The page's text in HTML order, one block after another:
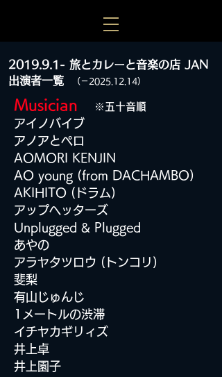
2019.9.1- 旅とカレーと音楽の店 JAN
出演者一覧
（－2025.12.14）
Musician ※ 五十音順
アイノバイブ
アノアとペロ
AOMORI KENJIN
AO young (from DACHAMBO)
AKIHITO (ドラム)
アップヘッターズ
Unplugged & Plugged
あやの
アラヤタツロウ (トンコリ)
斐梨
有山じゅんじ
1メートルの渋滞
イチヤカギリィズ
井上卓
井上園子